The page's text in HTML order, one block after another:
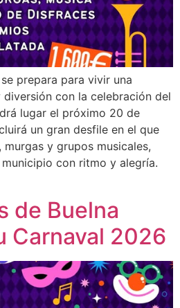
prepara para vivir una
con la celebración del
lugar el próximo 20 de
un gran desfile en el que
y grupos musicales,
con ritmo y alegría.
de Buelna
Carnaval 2026